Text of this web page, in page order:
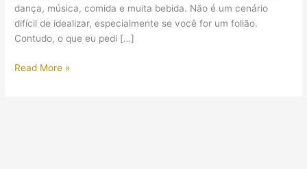
dança, música, comida e muita bebida. Não é um cenário
difícil de idealizar, especialmente se você for um folião.
Contudo, o que eu pedi […]
Festival
Read More »